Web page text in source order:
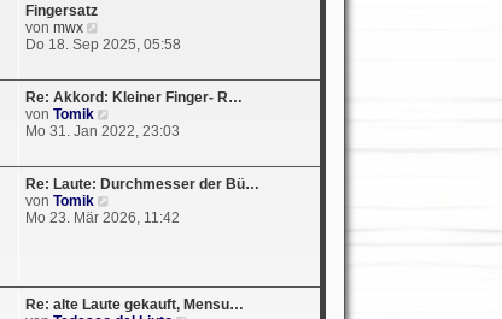
i
a
g
Fingersatz
von mwx
e
e
s
t
e
e
i
t
r
Do 18. Sep 2025, 05:58
Re: Akkord: Kleiner Finger- R…
von Tomik
e
e
s
e
t
r
Mo 31. Jan 2022, 23:03
Re: Laute: Durchmesser der Bü…
von Tomik
e
t
e
Mo 23. Mär 2026, 11:42
Re: alte Laute gekauft, Mensu…